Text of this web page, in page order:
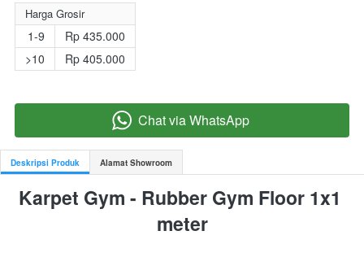
Harga Grosir
1-9
>10
Rp 435.000
Rp 405.000
` Chat via WhatsApp
Deskripsi Produk Alamat Showroom
Karpet Gym - Rubber Gym Floor 1x1
meter